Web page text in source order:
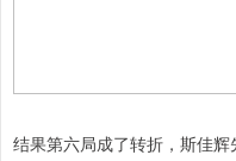
结果第六局成了转折，斯佳